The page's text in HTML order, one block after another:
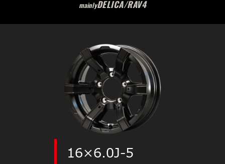
mainlyDELICA/RAV4
16×6.0J-5